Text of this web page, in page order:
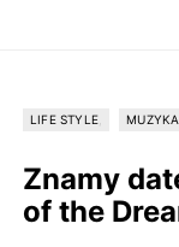
LIFE STYLE MUZYKA
Znamy
of the